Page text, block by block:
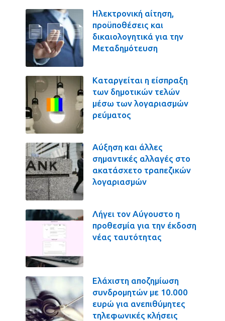
Ηλεκτρονική αίτηση,
προϋποθέσεις και
δικαιολογητικά για την
Μεταδημότευση
Καταργείται η είσπραξη
των δημοτικών τελών
μέσω των λογαριασμών
ρεύματος
Αύξηση και άλλες
σημαντικές αλλαγές στο
ακατάσχετο τραπεζικών
λογαριασμών
Λήγει τον Αύγουστο η
προθεσμία για την έκδοση
νέας ταυτότητας
Ελάχιστη αποζημίωση
συνδρομητών με 10.000
ευρώ για ανεπιθύμητες
τηλεφωνικές κλήσεις